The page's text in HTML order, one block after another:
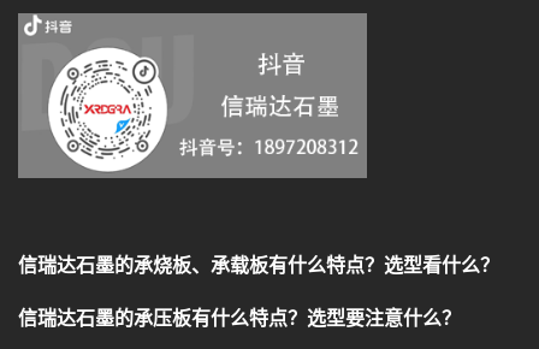
信瑞达石墨的承烧板、承载板有什么特点？选型看什么？
信瑞达石墨的承压板有什么特点？选型要注意什么？